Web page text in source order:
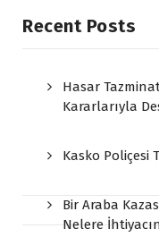
Recent Posts
Hasar
Kararlarıyla
Kasko Poliçesi
Bir Araba
Nelere